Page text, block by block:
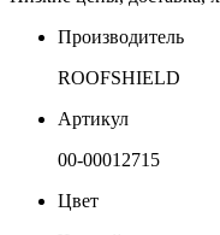
Производитель
ROOFSHIELD
Артикул
00-00012715
Цвет